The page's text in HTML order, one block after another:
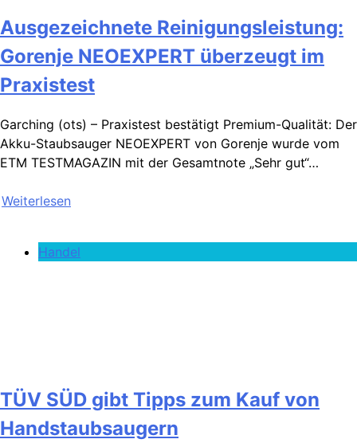
Ausgezeichnete Reinigungsleistung:
Gorenje NEOEXPERT überzeugt im
Praxistest
Garching (ots) – Praxistest bestätigt Premium-Qualität: Der
Akku-Staubsauger NEOEXPERT von Gorenje wurde vom
ETM TESTMAGAZIN mit der Gesamtnote „Sehr gut“…
Weiterlesen
Handel
TÜV SÜD gibt Tipps zum Kauf von
Handstaubsaugern